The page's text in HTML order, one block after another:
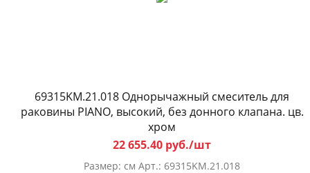
69315KM.21.018 Однорычажный смеситель для
раковины PIANO, высокий, без донного клапана. цв.
хром
22 655.40 руб./шт
Размер: см Арт.: 69315KM.21.018